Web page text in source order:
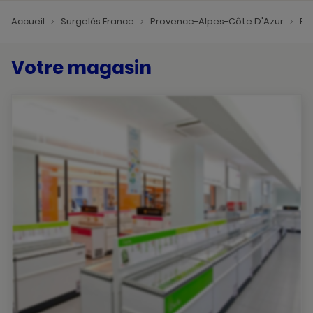
Accueil Surgelés France Provence-Alpes-Côte D'Azur
Votre magasin